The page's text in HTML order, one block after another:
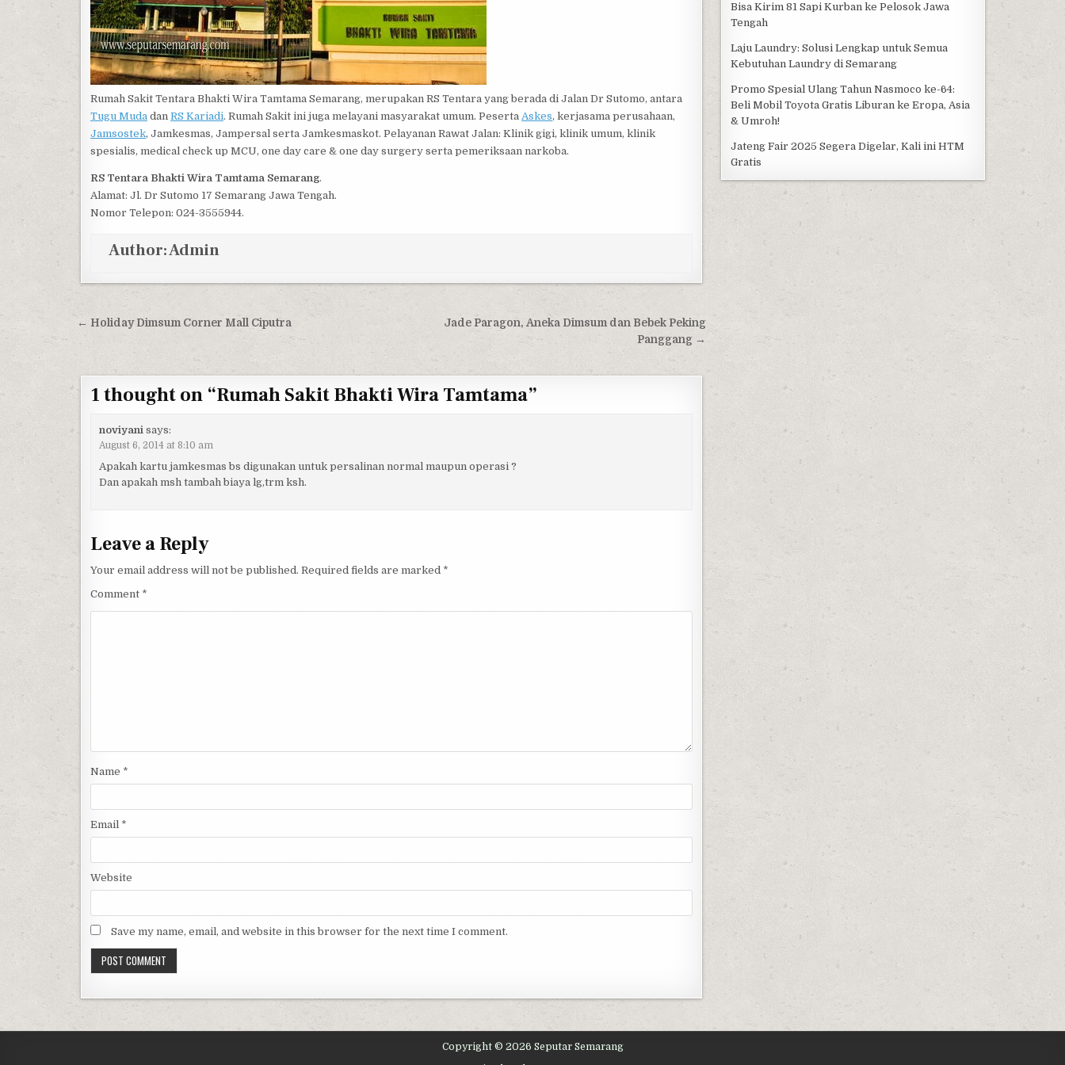
Rumah Sakit Tentara Bhakti Wira Tamtama Semarang, merupakan RS Tentara yang berada di Jalan Dr Sutomo, antara
Tugu Muda dan RS Kariadi. Rumah Sakit ini juga melayani masyarakat umum. Peserta Askes, kerjasama perusahaan,
Jamsostek, Jamkesmas, Jampersal serta Jamkesmaskot. Pelayanan Rawat Jalan: Klinik gigi, klinik umum, klinik
spesialis, medical check up MCU, one day care & one day surgery serta pemeriksaan narkoba.
RS Tentara Bhakti Wira Tamtama Semarang.
Alamat: Jl. Dr Sutomo 17 Semarang Jawa Tengah.
Nomor Telepon: 024-3555944.
Author:Admin
Post navigation
Jade Paragon, Aneka Dimsum dan Bebek Peking
Panggang →
← Holiday Dimsum Corner Mall Ciputra
1 thought on “Rumah Sakit Bhakti Wira Tamtama”
noviyani says:
August 6, 2014 at 8:10 am
Apakah kartu jamkesmas bs digunakan untuk persalinan normal maupun operasi ?
Dan apakah msh tambah biaya lg,trm ksh.
Leave a Reply
Your email address will not be published. Required fields are marked *
Comment *
Name *
Email *
Website
Save my name, email, and website in this browser for the next time I comment.
Bisa Kirim 81 Sapi Kurban ke Pelosok Jawa
Tengah
Laju Laundry: Solusi Lengkap untuk Semua
Kebutuhan Laundry di Semarang
Promo Spesial Ulang Tahun Nasmoco ke-64:
Beli Mobil Toyota Gratis Liburan ke Eropa, Asia
& Umroh!
Jateng Fair 2025 Segera Digelar, Kali ini HTM
Gratis
Copyright © 2026 Seputar Semarang